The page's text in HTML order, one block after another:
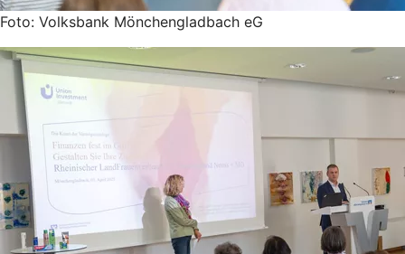
Foto: Volksbank Mönchengladbach eG